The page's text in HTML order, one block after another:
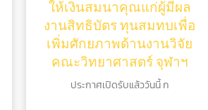
ให้เงินสมนาคุณแก่ผู้มีผล
งานสิทธิบัตร ทุนสมทบเพื่อ
เพิ่มศักยภาพด้านงานวิจัย
คณะวิทยาศาสตร์ จุฬาฯ
ประกาศเปิดรับแล้ววันนี้ ก